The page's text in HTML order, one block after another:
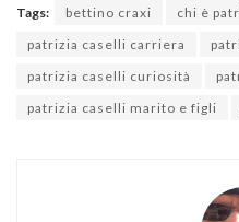
Tags: bettino craxi chi è
patrizia caselli carriera
patrizia caselli curiosità
patrizia caselli marito e figli